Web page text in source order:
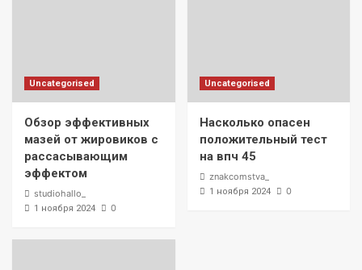
Uncategorised
Обзор эффективных
мазей от жировиков с
рассасывающим
эффектом
studiohallo_
1 ноября 2024 0
Uncategorised
Насколько опасен
положительный тест
на впч 45
znakcomstva_
1 ноября 2024 0